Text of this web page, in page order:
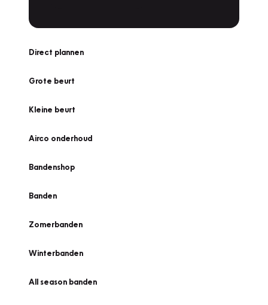
Direct plannen
Grote beurt
Kleine beurt
Airco onderhoud
Bandenshop
Banden
Zomerbanden
Winterbanden
All season banden